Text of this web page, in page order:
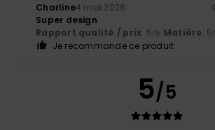
Charline4 mai 2026
Super design
Rapport qualité / prix: 5/5 Matière: 5
Je recommande ce produit
5/5